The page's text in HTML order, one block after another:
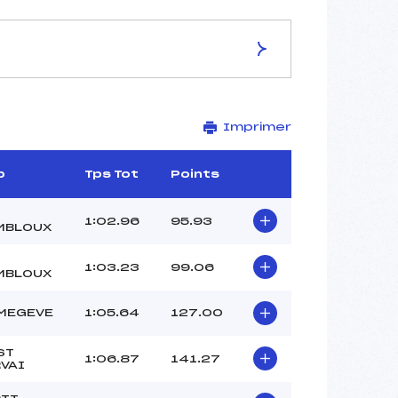
CREVE-COEUR
1650
3911/10/20
11h15
CLUB ()
Imprimer
Tps Tot Points
1:02.96 95.93
1:03.23 99.06
1:05.64 127.00
1:06.87 141.27